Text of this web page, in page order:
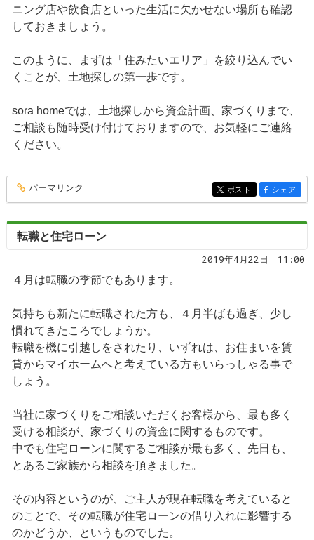
ニング店や飲食店といった生活に欠かせない場所も確認
しておきましょう。
このように、まずは「住みたいエリア」を絞り込んでい
くことが、土地探しの第一歩です。
sora homeでは、土地探しから資金計画、家づくりまで、
ご相談も随時受け付けておりますので、お気軽にご連絡
ください。
entry137
パーマリンク entry137
ポスト entry137
シェア
転職と住宅ローン
2019年4月22日｜11:00
４月は転職の季節でもあります。
気持ちも新たに転職された方も、４月半ばも過ぎ、少し
慣れてきたころでしょうか。
転職を機に引越しをされたり、いずれは、お住まいを賃
貸からマイホームへと考えている方もいらっしゃる事で
しょう。
当社に家づくりをご相談いただくお客様から、最も多く
受ける相談が、家づくりの資金に関するものです。
中でも住宅ローンに関するご相談が最も多く、先日も、
とあるご家族から相談を頂きました。
その内容というのが、ご主人が現在転職を考えていると
のことで、その転職が住宅ローンの借り入れに影響する
のかどうか、というものでした。